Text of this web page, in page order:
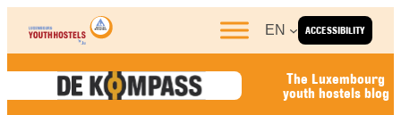
Skip to content
ACCESSIBILITY
EN
The Luxembourg
youth hostels blog